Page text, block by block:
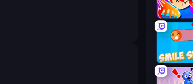
Magic
Smile Slime